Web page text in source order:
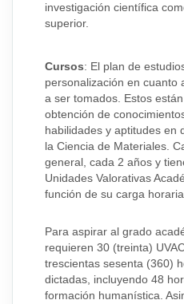
investigación científica
superior.
Cursos: El plan de
personalización en cuanto
a ser tomados. Estos
obtención de
habilidades y aptitudes en
la Ciencia de Materiales.
general, cada 2 años y
Unidades Valorativas
función de su carga
Para aspirar al grado
requieren 30 (treinta)
trescientas sesenta (360)
dictadas, incluyendo 48
formación humanística.